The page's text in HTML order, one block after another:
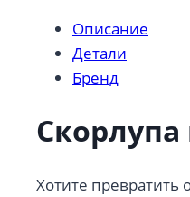
Скорлупа
кедрового
ореха
Описание
Детали
Бренд
Скорлупа
Хотите